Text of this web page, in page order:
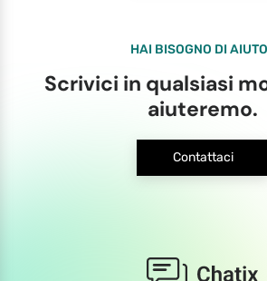
HAI BISOGNO DI
Scrivici in qualsiasi
aiuteremo.
Contattaci